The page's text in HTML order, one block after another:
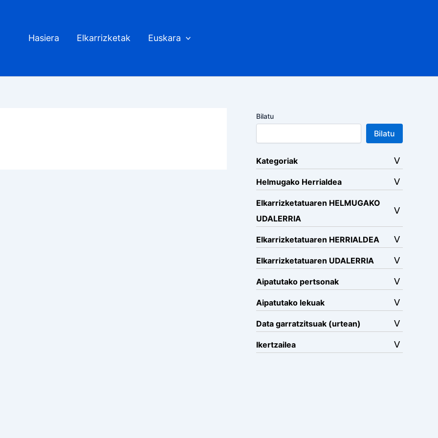
Hasiera Elkarrizketak Euskara
Bilatu
Bilatu
Kategoriak
Helmugako Herrialdea
Elkarrizketatuaren HELMUGAKO
UDALERRIA
Elkarrizketatuaren HERRIALDEA
Elkarrizketatuaren UDALERRIA
Aipatutako pertsonak
Aipatutako lekuak
Data garratzitsuak (urtean)
Ikertzailea